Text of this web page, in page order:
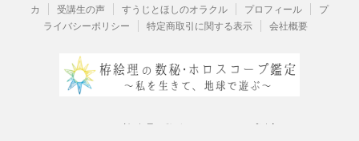
カ
受講生の声 すうじとほしのオラクル プロフィール
プ
ライバシーポリシー
特定商取引に関する表示 会社概要